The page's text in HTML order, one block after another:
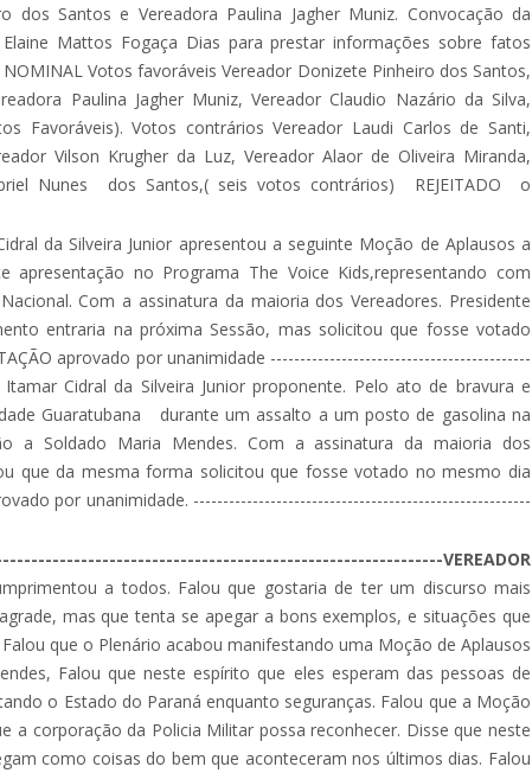
dos Santos e Vereadora Paulina Jagher Muniz. Convocação da
Mattos Fogaça Dias para prestar informações sobre fatos
Votos favoráveis Vereador Donizete Pinheiro dos Santos,
Paulina Jagher Muniz, Vereador Claudio Nazário da Silva,
Favoráveis). Votos contrários Vereador Laudi Carlos de Santi,
Vilson Krugher da Luz, Vereador Alaor de Oliveira Miranda,
Nunes dos Santos,( seis votos contrários) REJEITADO o
da Silveira Junior apresentou a seguinte Moção de Aplausos a
apresentação no Programa The Voice Kids,representando com
Com a assinatura da maioria dos Vereadores. Presidente
entraria na próxima Sessão, mas solicitou que fosse votado
aprovado por unanimidade --------------------------------------------
Itamar Cidral da Silveira Junior proponente. Pelo ato de bravura e
Guaratubana durante um assalto a um posto de gasolina na
a Soldado Maria Mendes. Com a assinatura da maioria dos
que da mesma forma solicitou que fosse votado no mesmo dia
por unanimidade. ---------------------------------------------------------
VEREADOR
a todos. Falou que gostaria de ter um discurso mais
mas que tenta se apegar a bons exemplos, e situações que
que o Plenário acabou manifestando uma Moção de Aplausos
Falou que neste espírito que eles esperam das pessoas de
o Estado do Paraná enquanto seguranças. Falou que a Moção
a corporação da Policia Militar possa reconhecer. Disse que neste
como coisas do bem que aconteceram nos últimos dias. Falou